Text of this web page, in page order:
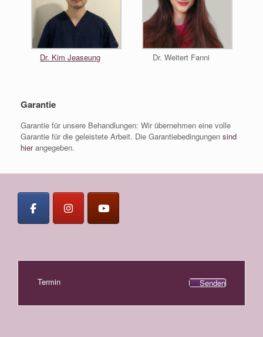
Dr. Kim Jeaseung Dr. Weitert Fanni
Garantie
Garantie für unsere Behandlungen: Wir übernehmen eine volle
Garantie für die geleistete Arbeit. Die Garantiebedingungen sind
hierangegeben.
Termin Senden